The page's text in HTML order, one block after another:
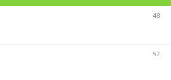
48
52